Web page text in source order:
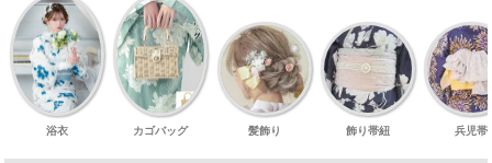
浴衣 カゴバッグ 髪飾り 飾り帯紐 兵児帯